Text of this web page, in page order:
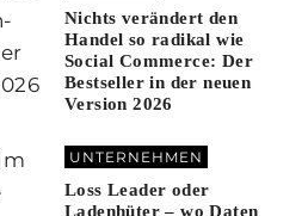
Nichts verändert den
Handel so radikal wie
Social Commerce: Der
Bestseller in der neuen
Version 2026
UNTERNEHMEN
Loss Leader oder
Ladenhüter – wo Daten